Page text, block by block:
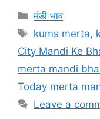
c
e
b
o
o
k
st
o
d
o
n
l
Categories
मंडी भाव
Tags
kums merta,
City Mandi Ke
merta mandi
Today merta
Leave a